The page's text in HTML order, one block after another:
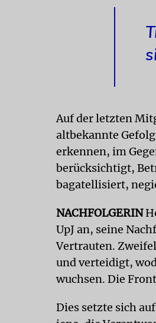
Auf der letzten
altbekannte
erkennen, im
berücksichtigt,
bagatellisiert,
NACHFOLGERIN
UpJ an, seine
Vertrauten.
und verteidigt,
wuchsen. Die
Dies setzte sich